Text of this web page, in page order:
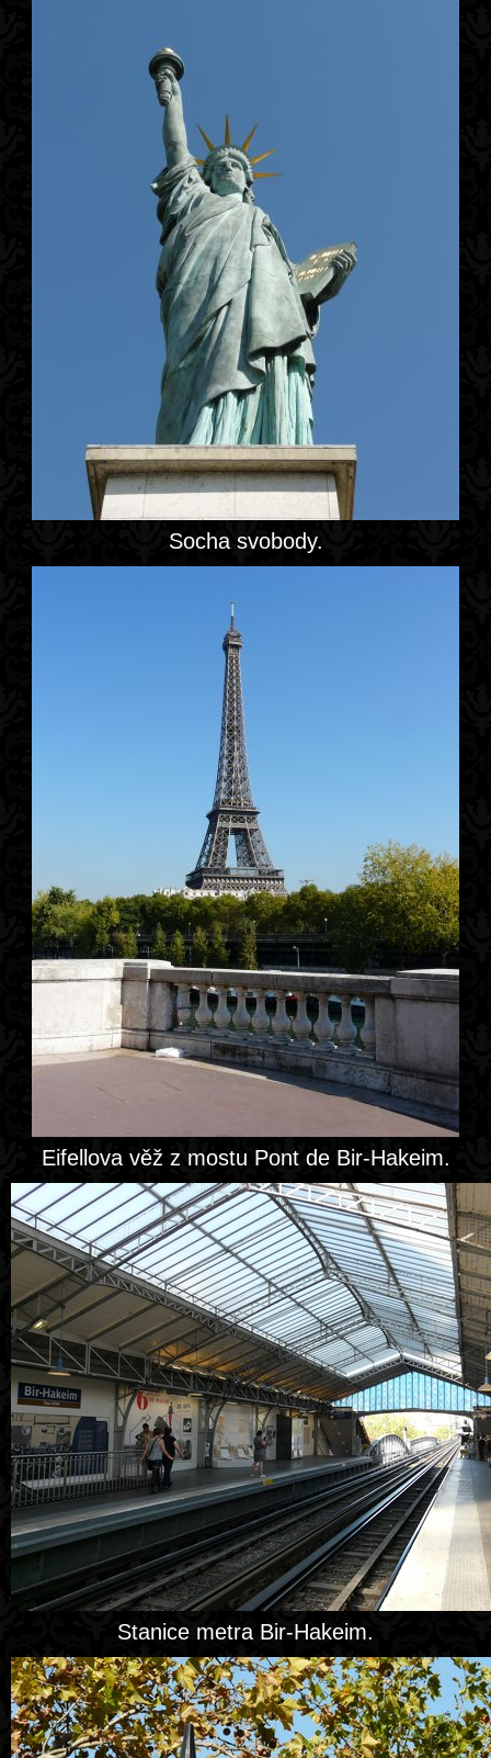
Socha svobody.
Eifellova věž z mostu Pont de Bir-Hakeim.
Stanice metra Bir-Hakeim.